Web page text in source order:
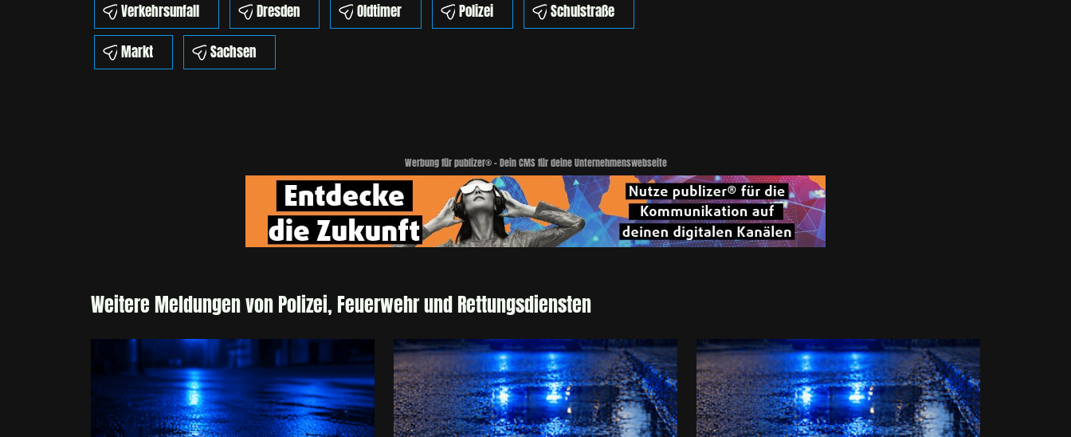
Verkehrsunfall Dresden Oldtimer Polizei
Schulstraße
Markt
Sachsen
Werbung für publizer® - Dein CMS für deine Unternehmenswebseite
Weitere Meldungen von Polizei, Feuerwehr und Rettungsdiensten